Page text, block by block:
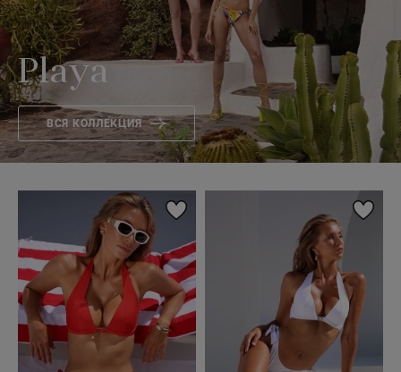
Playa
ВСЯ КОЛЛЕКЦИЯ